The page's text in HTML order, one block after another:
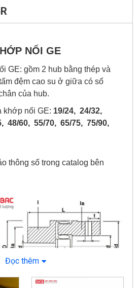
NỐI GE
GE: gồm 2 hub bằng thép và
đệm cao su ở giữa có số
của hub.
khớp nối GE: 19/24, 24/32,
48/60, 55/70, 65/75, 75/90,
thông số trong catalog bên
Đọc thêm